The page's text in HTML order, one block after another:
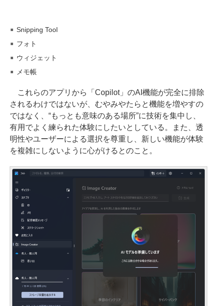
Snipping Tool
フォト
ウィジェット
メモ帳
これらのアプリから「Copilot」のAI機能が完全に排除
されるわけではないが、むやみやたらと機能を増やすの
ではなく、“もっとも意味のある場所”に技術を集中し、
有用でよく練られた体験にしたいとしている。また、透
明性やユーザーによる選択を尊重し、新しい機能が体験
を複雑にしないように心がけるとのこと。